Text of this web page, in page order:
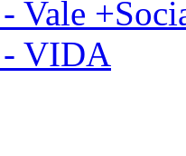
Vale
VIDA